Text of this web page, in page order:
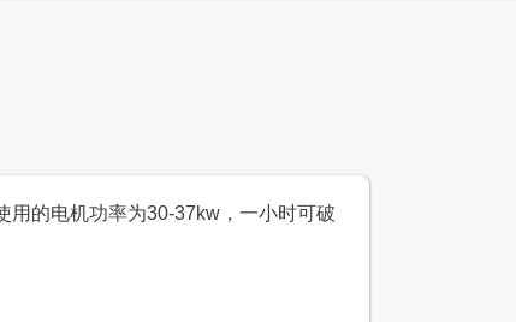
用的电机功率为30-37kw，一小时可破
鹅卵石、花岗岩等